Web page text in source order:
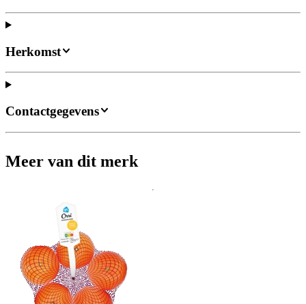
Herkomst
Contactgegevens
Meer van dit merk